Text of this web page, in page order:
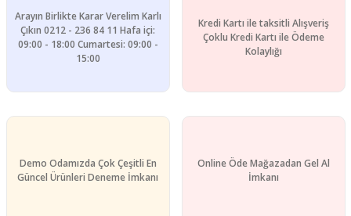
Arayın Birlikte Karar Verelim Karlı
Çıkın 0212 - 236 84 11 Hafa içi:
09:00 - 18:00 Cumartesi: 09:00 -
15:00
Kredi Kartı ile taksitli Alışveriş
Çoklu Kredi Kartı ile Ödeme
Kolaylığı
Demo Odamızda Çok Çeşitli En
Güncel Ürünleri Deneme İmkanı
Online Öde Mağazadan Gel Al
İmkanı